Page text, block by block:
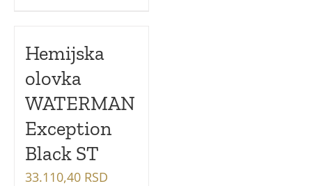
Hemijska
olovka
WATERMAN
Exception
Black ST
33.110,40 RSD